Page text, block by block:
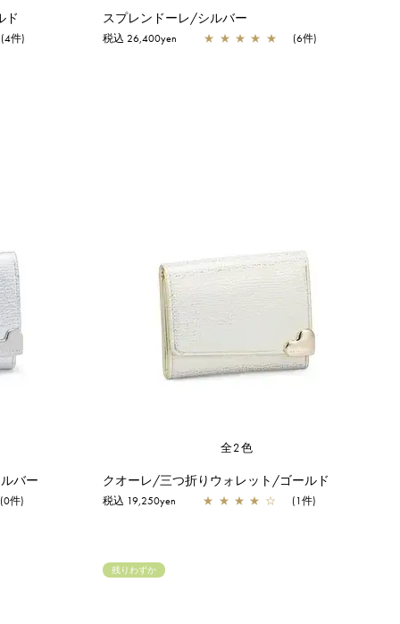
ド
(4件)
スプレンドーレ/シルバー
税込 26,400yen ★ ★ ★ ★ ★ (6件)
バー
(0件)
全2色
クオーレ/三つ折りウォレット/ゴールド
税込 19,250yen ★ ★ ★ ★ ☆ (1件)
残りわずか